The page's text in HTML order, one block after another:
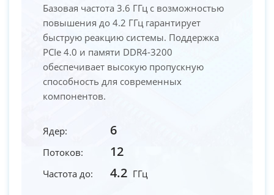
Базовая частота 3.6 ГГц с возможностью
повышения до 4.2 ГГц гарантирует
быструю реакцию системы. Поддержка
PCIe 4.0 и памяти DDR4-3200
обеспечивает высокую пропускную
способность для современных
компонентов.
Ядер: 6
Потоков: 12
Частота до: 4.2 ГГц